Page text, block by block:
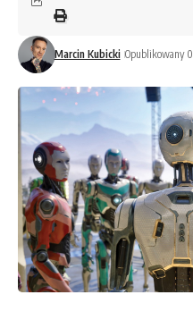
Marcin Kubicki Opublikowany